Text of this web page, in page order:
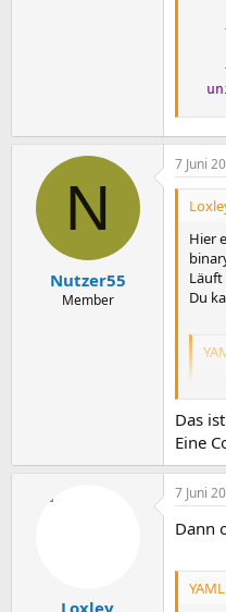
N
Nutzer55
Member
7 Juni
Hier
Läuft
Du
Das
Eine
Loxley
7 Juni
Dann